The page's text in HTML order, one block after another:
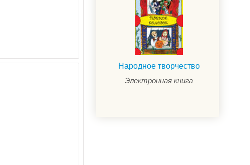
Народное творчество
Электронная книга